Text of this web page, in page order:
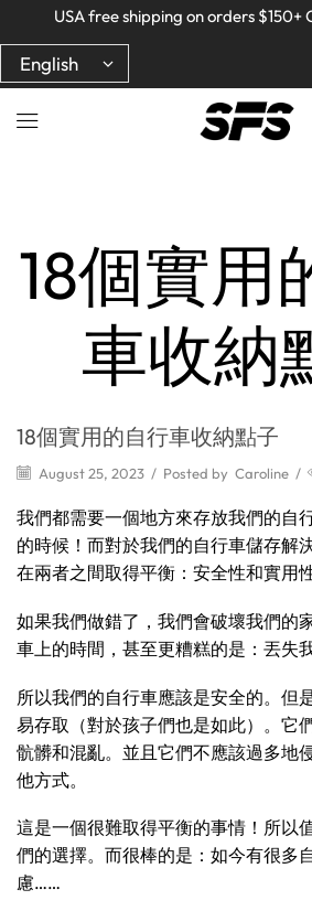
Full refund on any
USA free shipping on orders $150+
Full refund on any
USA free shipping on orders $150+
18個實用
車收納
18個實用的自行車收納點子
August 25, 2023 / Posted by Caroline /
我們都需要一個地方來存放我們的自
的時候！而對於我們的自行車儲存解
在兩者之間取得平衡：安全性和實用性
如果我們做錯了，我們會破壞我們的
車上的時間，甚至更糟糕的是：丟失
所以我們的自行車應該是安全的。但
易存取（對於孩子們也是如此）。它
骯髒和混亂。並且它們不應該過多地
他方式。
這是一個很難取得平衡的事情！所以
們的選擇。而很棒的是：如今有很多
慮……